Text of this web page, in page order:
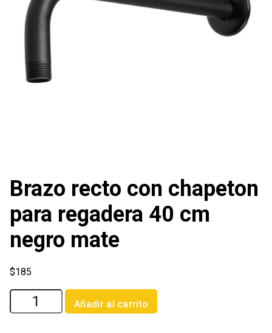
Brazo recto con chapeton
para regadera 40 cm
negro mate
$185
Brazo
recto
Añadir al carrito